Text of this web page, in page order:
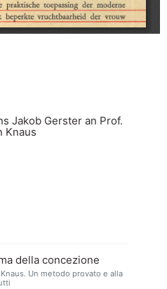
Jakob Gerster an Prof.
Knaus
della concezione
Un metodo provato e alla